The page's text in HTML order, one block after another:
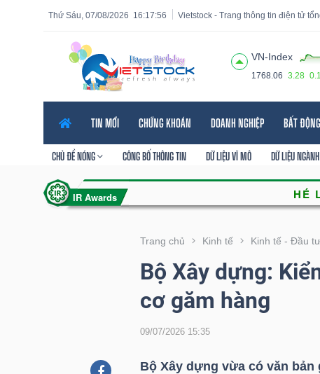
16:17:57
Thứ Sáu, 07/08/2026 Vietstock - Trang thông tin điện tử
VN-Index
1768.06 3.28
TIN MỚI CHỨNG KHOÁN DOANH NGHIỆP BẤT
CHỦ ĐỀ NÓNG CÔNG BỐ THÔNG TIN DỮ LIỆU VĨ MÔ DỮ LIỆU NGÀNH
Trang chủ Kinh tế Kinh tế - Đầu tư
Bộ Xây dựng:
cơ găm hàng
09/07/2026 15:35
Bộ Xây dựng vừa có văn
Tính năng
năng
VIETSTOCK